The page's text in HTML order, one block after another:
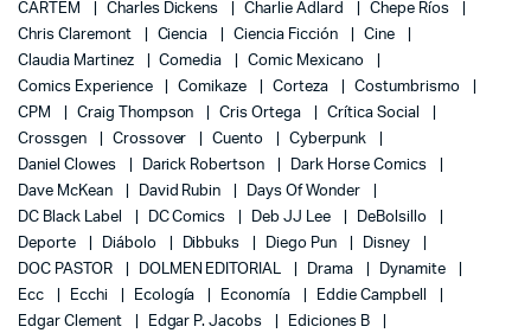
CARTEM
Charles Dickens Charlie Adlard
Chepe Ríos
Chris Claremont
Ciencia Ciencia Ficción
Cine
Claudia Martinez
Comedia
Comic Mexicano
Comics Experience
Comikaze Corteza
Costumbrismo
CPM
Craig Thompson Cris Ortega
Crítica Social
Crossgen
Crossover Cuento
Cyberpunk
Daniel Clowes
Darick Robertson
Dark Horse Comics
Dave McKean
David Rubin
Days Of Wonder
DC Black Label
DC Comics Deb JJ Lee
DeBolsillo
Deporte
Diábolo Dibbuks Diego Pun
Disney
DOC PASTOR
DOLMEN EDITORIAL Drama
Dynamite
Ecc
Ecchi Ecología Economía
Eddie Campbell
Edgar Clement
Edgar P. Jacobs
Ediciones B